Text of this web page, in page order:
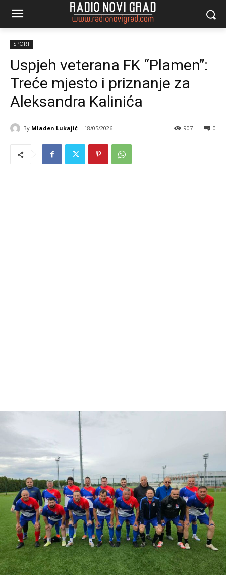
SPORT
Uspjeh veterana FK “Plamen”:
Treće mjesto i priznanje za
Aleksandra Kalinića
By Mladen Lukajić 18/05/2026 0
907